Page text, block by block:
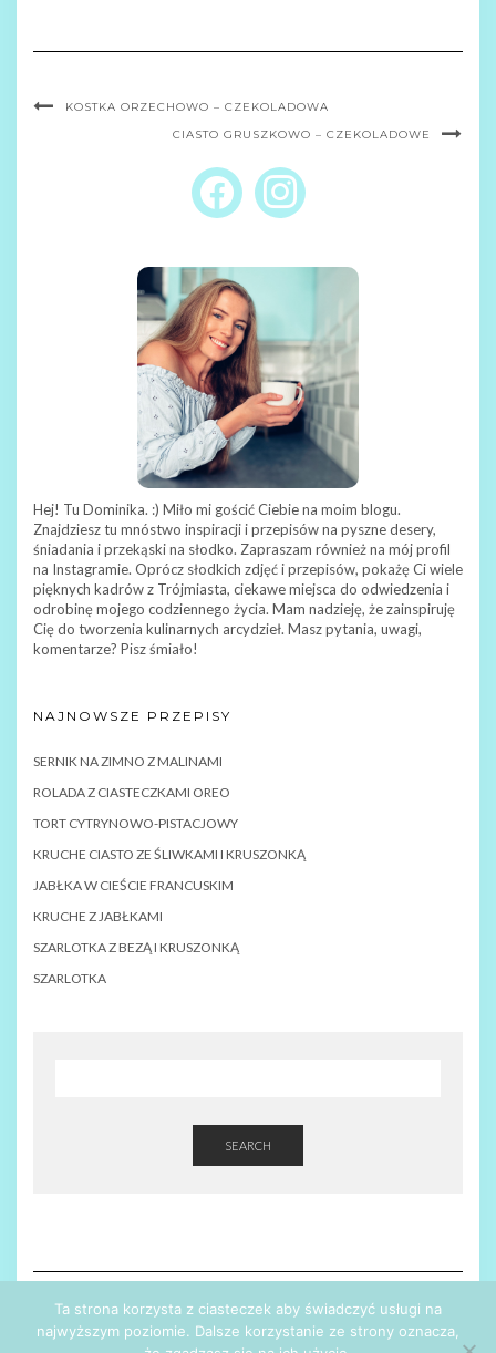
KOSTKA ORZECHOWO – CZEKOLADOWA
CIASTO GRUSZKOWO – CZEKOLADOWE
FACEBOOKINSTAGRAM
Hej! Tu Dominika. :) Miło mi gościć Ciebie na moim blogu.
Znajdziesz tu mnóstwo inspiracji i przepisów na pyszne desery,
śniadania i przekąski na słodko. Zapraszam również na mój profil
na Instagramie. Oprócz słodkich zdjęć i przepisów, pokażę Ci wiele
pięknych kadrów z Trójmiasta, ciekawe miejsca do odwiedzenia i
odrobinę mojego codziennego życia. Mam nadzieję, że zainspiruję
Cię do tworzenia kulinarnych arcydzieł. Masz pytania, uwagi,
komentarze? Pisz śmiało!
NAJNOWSZE PRZEPISY
SERNIK NA ZIMNO Z MALINAMI
ROLADA Z CIASTECZKAMI OREO
TORT CYTRYNOWO-PISTACJOWY
KRUCHE CIASTO ZE ŚLIWKAMI I KRUSZONKĄ
JABŁKA W CIEŚCIE FRANCUSKIM
KRUCHE Z JABŁKAMI
SZARLOTKA Z BEZĄ I KRUSZONKĄ
SZARLOTKA
SEARCH
Ta strona korzysta z ciasteczek aby świadczyć usługi na
najwyższym poziomie. Dalsze korzystanie ze strony oznacza,